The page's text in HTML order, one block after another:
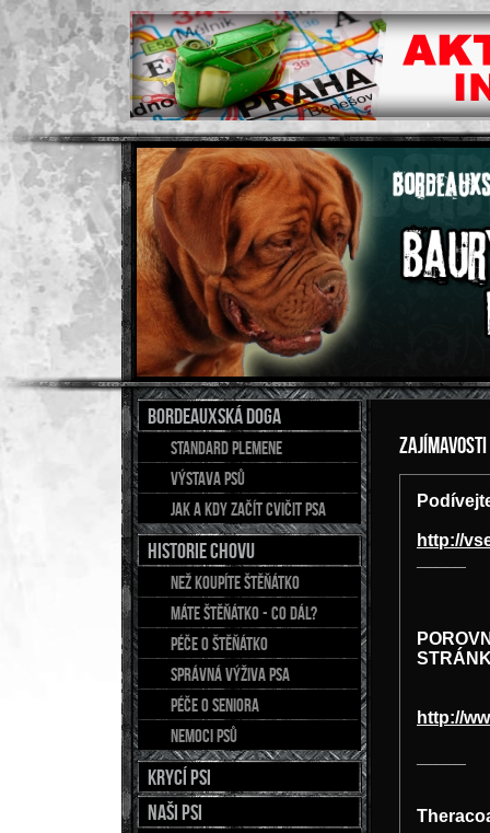
Zajímavosti
http://
http://
BORDEAUXSKÁ DOGA
Standard plemene
Výstava psů
Jak a kdy začít cvičit psa
Historie chovu
Než koupíte štěňátko
Máte štěňátko - co dál?
Péče o štěňátko
Správná výživa psa
Péče o seniora
Nemoci psů
Krycí psi
NAŠI PSI